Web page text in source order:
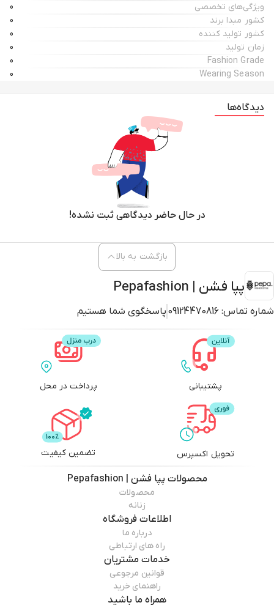
ویژگی‌های تخصصی
0
کشور مبدا برند
0
کشور تولید کننده
0
زمان تولید
0
Fashion Grade
0
Wearing Season
0
دیدگاه‌ها
در حال حاضر دیدگاهی ثبت نشده!
پپا فشن | Pepafashion
شماره تماس: 09124470816 پاسخگوی شما هستیم
بازگشت به بالا
پشتیبانی پرداخت در محل
تحویل اکسپرس تضمین کیفیت
محصولات پپا فشن | Pepafashion
محصولات
زنانه
اطلاعات فروشگاه
درباره ما
راه های ارتباطی
خدمات مشتریان
قوانین مرجوعی
راهنمای خرید
همراه ما باشید